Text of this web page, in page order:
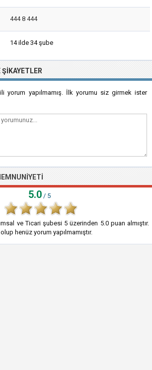
444 8 444
14 ilde 34 şube
yorum yapılmamış. İlk yorumu siz girmek ister
5.0 / 5
ve Ticari şubesi 5 üzerinden 5.0puan almıştır.
henüz yorum yapılmamıştır.